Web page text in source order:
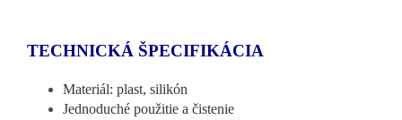
TECHNICKÁ ŠPECIFIKÁCIA
Materiál: plast, silikón
Jednoduché použitie a čistenie